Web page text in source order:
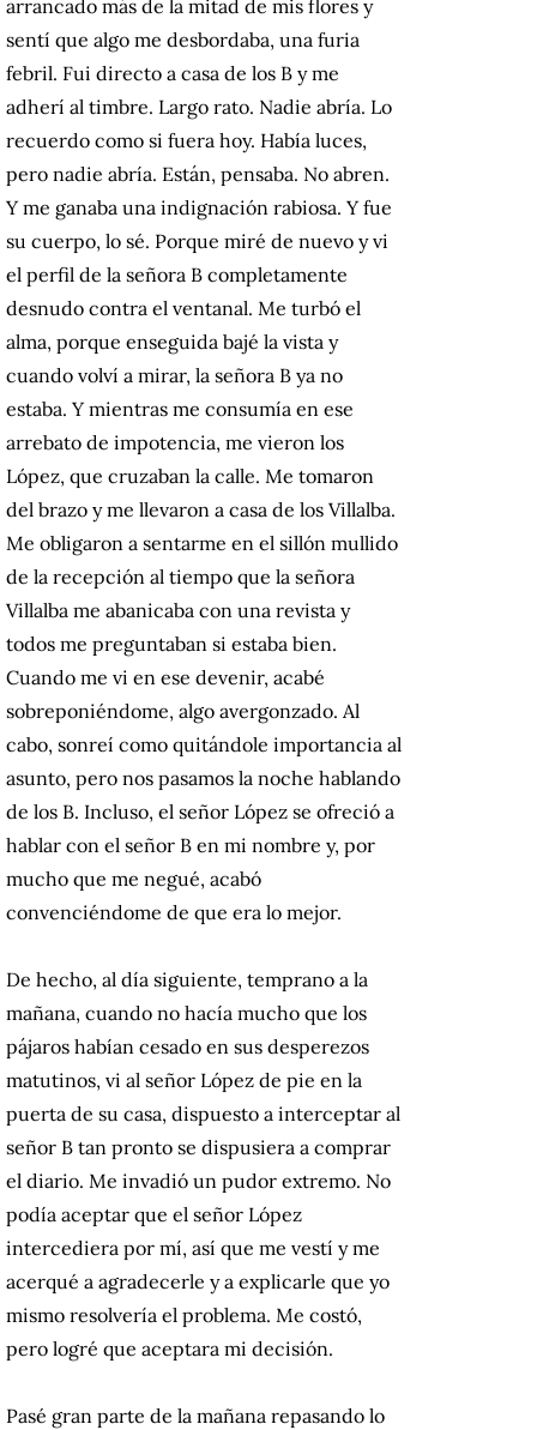
arrancado más de la mitad de mis flores y
sentí que algo me desbordaba, una furia
febril. Fui directo a casa de los B y me
adherí al timbre. Largo rato. Nadie abría. Lo
recuerdo como si fuera hoy. Había luces,
pero nadie abría. Están, pensaba. No abren.
Y me ganaba una indignación rabiosa. Y fue
su cuerpo, lo sé. Porque miré de nuevo y vi
el perfil de la señora B completamente
desnudo contra el ventanal. Me turbó el
alma, porque enseguida bajé la vista y
cuando volví a mirar, la señora B ya no
estaba. Y mientras me consumía en ese
arrebato de impotencia, me vieron los
López, que cruzaban la calle. Me tomaron
del brazo y me llevaron a casa de los Villalba.
Me obligaron a sentarme en el sillón mullido
de la recepción al tiempo que la señora
Villalba me abanicaba con una revista y
todos me preguntaban si estaba bien.
Cuando me vi en ese devenir, acabé
sobreponiéndome, algo avergonzado. Al
cabo, sonreí como quitándole importancia al
asunto, pero nos pasamos la noche hablando
de los B. Incluso, el señor López se ofreció a
hablar con el señor B en mi nombre y, por
mucho que me negué, acabó
convenciéndome de que era lo mejor.
De hecho, al día siguiente, temprano a la
mañana, cuando no hacía mucho que los
pájaros habían cesado en sus desperezos
matutinos, vi al señor López de pie en la
puerta de su casa, dispuesto a interceptar al
señor B tan pronto se dispusiera a comprar
el diario. Me invadió un pudor extremo. No
podía aceptar que el señor López
intercediera por mí, así que me vestí y me
acerqué a agradecerle y a explicarle que yo
mismo resolvería el problema. Me costó,
pero logré que aceptara mi decisión.
Pasé gran parte de la mañana repasando lo